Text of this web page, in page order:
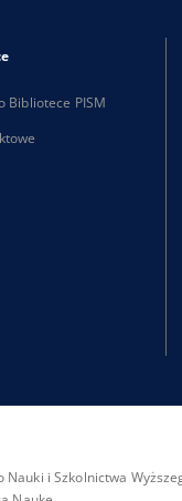
Bibliotece PISM
i Szkolnictwa